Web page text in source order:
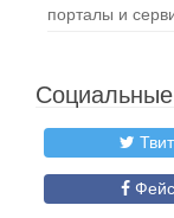
порталы и